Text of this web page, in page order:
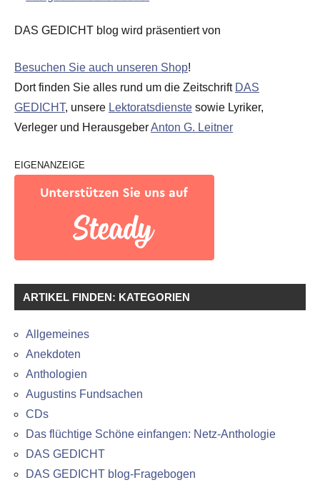
DAS GEDICHT blog wird präsentiert von
Besuchen Sie auch unseren Shop!
Dort finden Sie alles rund um die Zeitschrift DAS
GEDICHT, unsere Lektoratsdienste sowie Lyriker,
Verleger und HerausgeberAnton G. Leitner
EIGENANZEIGE
ARTIKEL FINDEN: KATEGORIEN
Allgemeines
Anekdoten
Anthologien
Augustins Fundsachen
CDs
Das flüchtige Schöne einfangen: Netz-Anthologie
DAS GEDICHT
DAS GEDICHT blog-Fragebogen